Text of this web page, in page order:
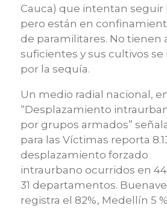
Cauca) que intentan seguir
pero están en
de paramilitares. No tienen
suficientes y sus cultivos
por la sequía.
Un medio radial nacional,
“Desplazamiento
por grupos armados”
para las Víctimas reporta
desplazamiento forzado
intraurbano ocurridos en
31 departamentos.
registra el 82%, Medellín 5